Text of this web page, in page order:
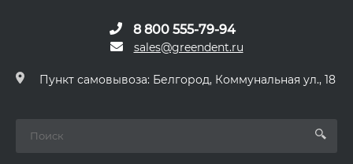
8 800 555-79-94
sales@greendent.ru
Пункт самовывоза: Белгород, Коммунальная ул., 18